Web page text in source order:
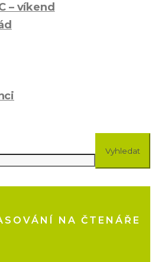
– víkend
Vyhledat
NA ČTENÁŘE